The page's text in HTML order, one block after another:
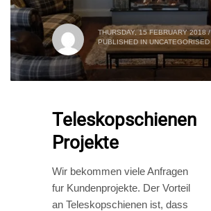
THURSDAY, 15 FEBRUARY 2018 /
PUBLISHED IN UNCATEGORISED
Teleskopschienen
Projekte
Wir bekommen viele Anfragen
fur Kundenprojekte. Der Vorteil
an Teleskopschienen ist, dass